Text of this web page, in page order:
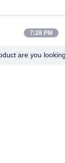
voor
Flexing
7:28 PM
are you